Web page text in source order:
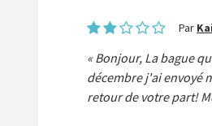
Par
Bonjour, La bague
décembre j'ai envoyé
retour de votre part!